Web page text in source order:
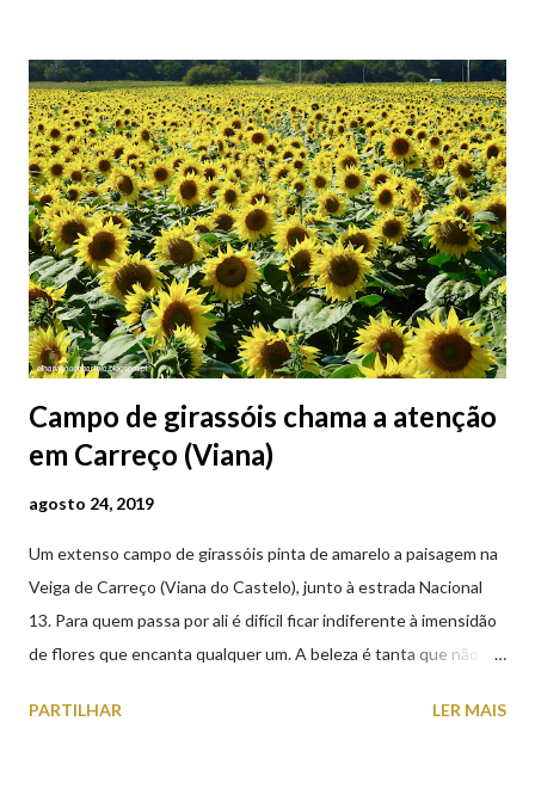
Campo de girassóis chama a atenção
em Carreço (Viana)
agosto 24, 2019
Um extenso campo de girassóis pinta de amarelo a paisagem na
Veiga de Carreço (Viana do Castelo), junto à estrada Nacional
13. Para quem passa por ali é difícil ficar indiferente à imensidão
de flores que encanta qualquer um. A beleza é tanta que não
aproveite a paisagem como cenário para tirar algumas
PARTILHAR LER MAIS